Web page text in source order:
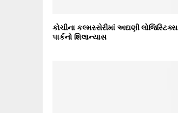
કોચીના કલ્મસ્સેરીમાં અદાણી લોજિસ્ટિક્સ
પાર્કનો શિલાન્યાસ